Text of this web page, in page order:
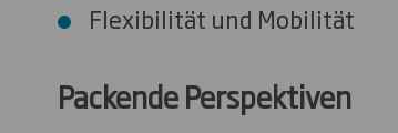
Flexibilität und Mobilität
Packende Perspektiven